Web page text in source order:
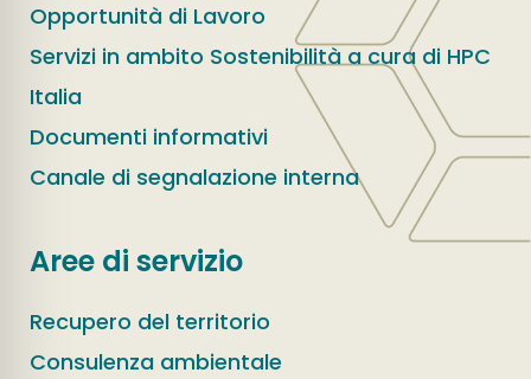
Opportunità di Lavoro
Servizi in ambito Sostenibilità a cura di HPC
Italia
Documenti informativi
Canale di segnalazione interna
Aree di servizio
Recupero del territorio
Consulenza ambientale